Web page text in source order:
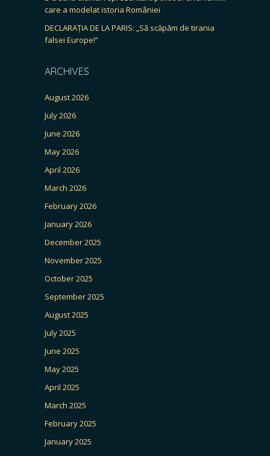
care a modelat istoria României
DECLARAȚIA DE LA PARIS: „Să scăpăm de tirania
falsei Europe!”
ARCHIVES
August 2026
July 2026
June 2026
May 2026
April 2026
March 2026
February 2026
January 2026
December 2025
November 2025
October 2025
September 2025
August 2025
July 2025
June 2025
May 2025
April 2025
March 2025
February 2025
January 2025